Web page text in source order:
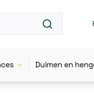
Duimen en